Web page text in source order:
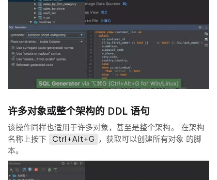
许多对象或整个架构的 DDL 语句
该操作同样也适用于许多对象，甚至是整个架构。 在架构
名称上按下
Ctrl+Alt+G
，获取可以创建所有对象 的脚
本。